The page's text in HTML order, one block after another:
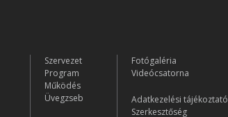
Szervezet
Program
Működés
Üvegzseb
Fotógaléria
Videócsatorna
Adatkezelési tájékoztató
Szerkesztőség